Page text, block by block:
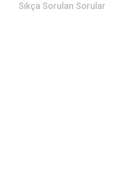
Sıkça Sorulan Sorular